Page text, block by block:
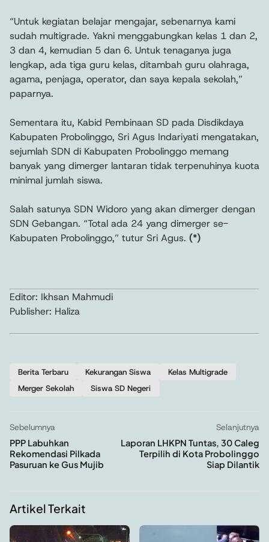
“Untuk kegiatan belajar mengajar, sebenarnya kami
sudah multigrade. Yakni menggabungkan kelas 1 dan 2,
3 dan 4, kemudian 5 dan 6. Untuk tenaganya juga
lengkap, ada tiga guru kelas, ditambah guru olahraga,
agama, penjaga, operator, dan saya kepala sekolah,”
paparnya.
Sementara itu, Kabid Pembinaan SD pada Disdikdaya
Kabupaten Probolinggo, Sri Agus Indariyati mengatakan,
sejumlah SDN di Kabupaten Probolinggo memang
banyak yang dimerger lantaran tidak terpenuhinya kuota
minimal jumlah siswa.
Salah satunya SDN Widoro yang akan dimerger dengan
SDN Gebangan. “Total ada 24 yang dimerger se-
Kabupaten Probolinggo,” tutur Sri Agus. (*)
Editor: Ikhsan Mahmudi
Publisher: Haliza
Berita Terbaru Kekurangan Siswa
Kelas Multigrade
Merger Sekolah
Siswa SD Negeri
Sebelumnya
PPP Labuhkan
Rekomendasi Pilkada
Pasuruan ke Gus Mujib
Selanjutnya
Laporan LHKPN Tuntas, 30 Caleg
Terpilih di Kota Probolinggo
Siap Dilantik
Artikel Terkait